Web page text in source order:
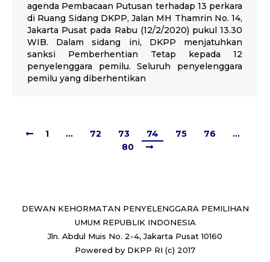
agenda Pembacaan Putusan terhadap 13 perkara
di Ruang Sidang DKPP, Jalan MH Thamrin No. 14,
Jakarta Pusat pada Rabu (12/2/2020) pukul 13.30
WIB. Dalam sidang ini, DKPP menjatuhkan
sanksi Pemberhentian Tetap kepada 12
penyelenggara pemilu. Seluruh penyelenggara
pemilu yang diberhentikan
1 … 72 73 74 75 76
…
80
DEWAN KEHORMATAN PENYELENGGARA PEMILIHAN
UMUM REPUBLIK INDONESIA
Jln. Abdul Muis No. 2-4, Jakarta Pusat 10160
Powered by DKPP RI (c) 2017